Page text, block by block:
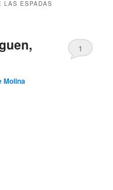
LAS ESPADAS
Molina
1